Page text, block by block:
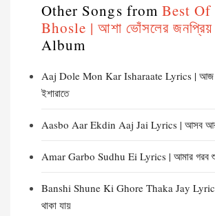
Other Songs from Best Of
Bhosle | আশা ভোঁসলের জনপ্রিয়
Album
Aaj Dole Mon Kar Isharaate Lyrics | আজ
ইশারাতে
Aasbo Aar Ekdin Aaj Jai Lyrics | আসব
Amar Garbo Sudhu Ei Lyrics | আমার গরব
Banshi Shune Ki Ghore Thaka Jay Lyrics |
থাকা যায়